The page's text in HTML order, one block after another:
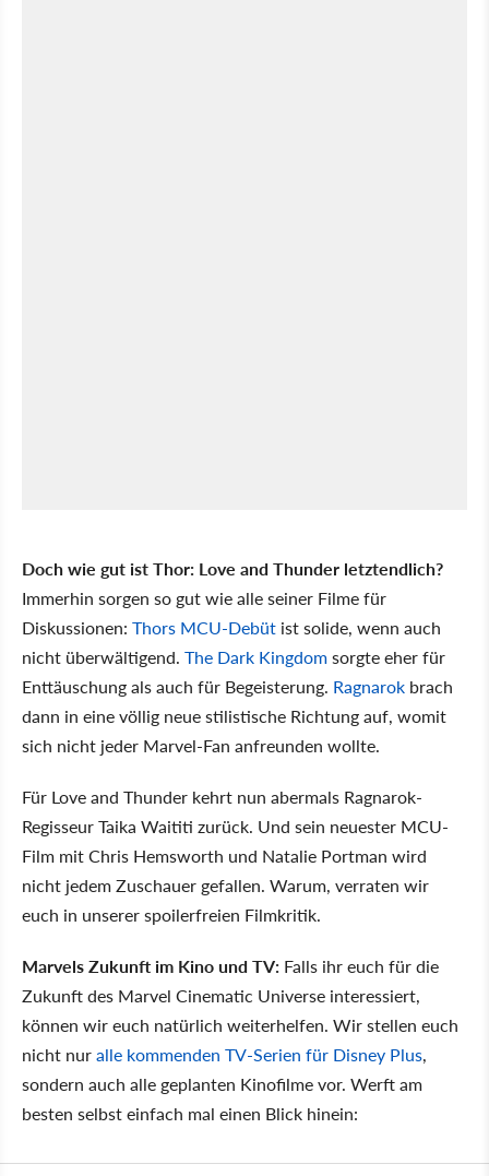
Doch wie gut ist Thor: Love and Thunder letztendlich?
Immerhin sorgen so gut wie alle seiner Filme für
Diskussionen: Thors MCU-Debüt ist solide, wenn auch
nicht überwältigend. The Dark Kingdomsorgte eher für
Enttäuschung als auch für Begeisterung. Ragnarok brach
dann in eine völlig neue stilistische Richtung auf, womit
sich nicht jeder Marvel-Fan anfreunden wollte.
Für Love and Thunder kehrt nun abermals Ragnarok-
Regisseur Taika Waititi zurück. Und sein neuester MCU-
Film mit Chris Hemsworth und Natalie Portman wird
nicht jedem Zuschauer gefallen. Warum, verraten wir
euch in unserer spoilerfreien Filmkritik.
Marvels Zukunft im Kino und TV: Falls ihr euch für die
Zukunft des Marvel Cinematic Universe interessiert,
können wir euch natürlich weiterhelfen. Wir stellen euch
nicht nuralle kommenden TV-Serien für Disney Plus,
sondern auch alle geplanten Kinofilme vor. Werft am
besten selbst einfach mal einen Blick hinein: